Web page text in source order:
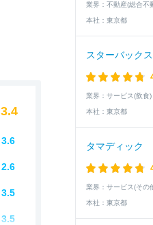
3.4
3.6
2.6
3.5
3.5
業界： 不動産(総合不
本社： 東京都
業界： サービス(飲食)
本社： 東京都
タマディック
業界： サービス(その
本社： 東京都